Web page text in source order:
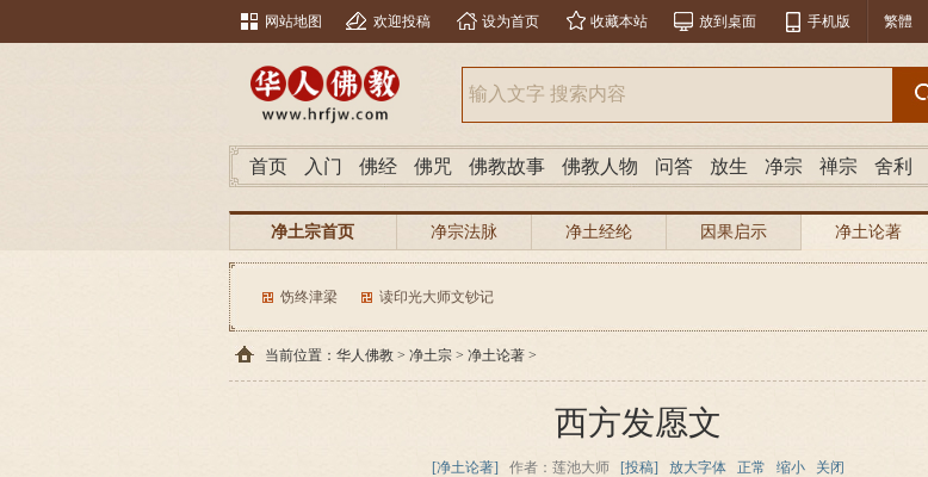
网站地图 欢迎投稿 设为首页 收藏本站 放到桌面 手机版 繁體
首页 入门 佛经 佛咒 佛教故事 佛教人物 问答 放生 净宗 禅宗 舍利
净土宗首页 净宗法脉 净土经纶 因果启示 净土论著
饬终津梁 读印光大师文钞记
当前位置： 华人佛教 > 净土宗 > 净土论著 >
西方发愿文
[净土论著] 作者：莲池大师 [投稿] 放大字体 正常 缩小 关闭